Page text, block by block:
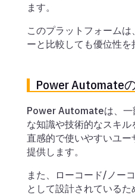
ます。
このプラットフォームは
ーと比較しても優位性を
Power Automate
Power Automateは、一
な知識や技術的なスキル
直感的で使いやすいユ
提供します。
また、ローコード/ノー
として設計されている